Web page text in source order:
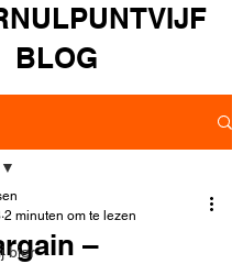
bier
–
2 minuten om te lezen
BLOG